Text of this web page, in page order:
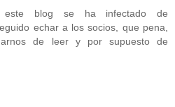
este blog se ha infectado de
echar a los socios, que pena,
de leer y por supuesto de